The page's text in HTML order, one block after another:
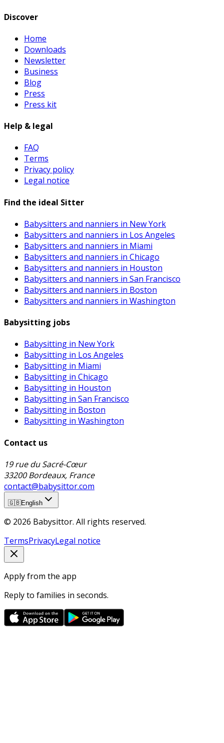
Discover
Home
Downloads
Newsletter
Business
Blog
Press
Press kit
Help & legal
FAQ
Terms
Privacy policy
Legal notice
Find the ideal Sitter
Babysitters and nanniers in New York
Babysitters and nanniers in Los Angeles
Babysitters and nanniers in Miami
Babysitters and nanniers in Chicago
Babysitters and nanniers in Houston
Babysitters and nanniers in San Francisco
Babysitters and nanniers in Boston
Babysitters and nanniers in Washington
Babysitting jobs
Babysitting in New York
Babysitting in Los Angeles
Babysitting in Miami
Babysitting in Chicago
Babysitting in Houston
Babysitting in San Francisco
Babysitting in Boston
Babysitting in Washington
Contact us
19 rue du Sacré-Cœur
33200 Bordeaux, France
contact@babysittor.com
🇬🇧English
© 2026 Babysittor. All rights reserved.
TermsPrivacyLegal notice
Apply from the app
Reply to families in seconds.